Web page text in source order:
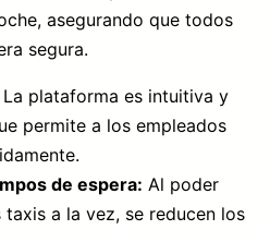
asegurando que todos
segura.
La plataforma es intuitiva y
permite a los empleados
de espera: Al poder
a la vez, se reducen los